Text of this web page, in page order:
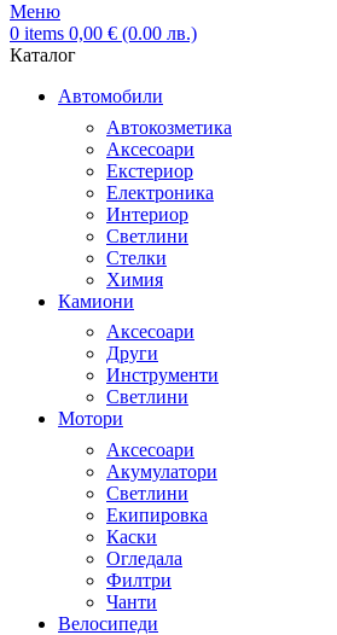
Меню
0 items 0,00 € (0.00 лв.)
Каталог
Автомобили
Автокозметика
Аксесоари
Екстериор
Електроника
Интериор
Светлини
Стелки
Химия
Камиони
Аксесоари
Други
Инструменти
Светлини
Мотори
Аксесоари
Акумулатори
Светлини
Екипировка
Каски
Огледала
Филтри
Чанти
Велосипеди